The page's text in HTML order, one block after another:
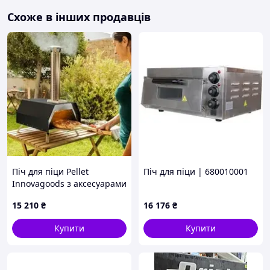
Для зручності викладання та забирання
випічки з гарячого каменя використовуйте
дерев'яну лопатку або пекарський пергамент .
Перед викладенням випічки на камінь, його
поверхню можна посипати борошном.
Не охолоджуйте камінь швидко.
Догляд та чистка:
Після використання дайте каменю охолонути.
Залишки борошна витирайте сухою тканиною.
Тверді залишки тіста обережно зіскобліть
ножем або сухою (чи злегка вологою) мочалкою.
Використовуйте лише суху або ледь вологу
тканину для догляду. Не замочуйте камінь у воді!
Зміни кольору каменя, спричинені тривалим
Схоже в інших продавців
Піч для піци Pellet
Innovagoods з аксесуарами
15 210 ₴
Купити
Піч для піци | 680010001
16 176 ₴
Купити